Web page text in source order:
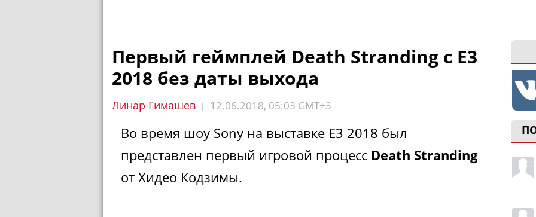
Первый геймплей Death Stranding с E3
2018 без даты выхода
Линар Гимашев | 12.06.2018, 05:03 GMT+3
Во время шоу Sony на выставке E3 2018 был
представлен первый игровой процесс Death Stranding
от Хидео Кодзимы.